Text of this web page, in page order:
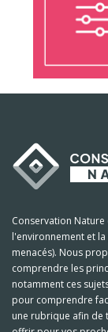
Conservation
l'environnement et
menacés). Nous
comprendre les
notamment ces
pour comprendre
une rubrique afin de